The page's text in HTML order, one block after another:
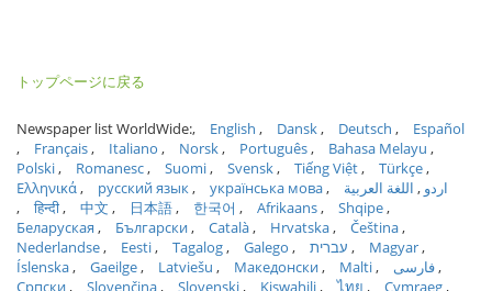
トップページに戻る
Newspaper list WorldWide: English Dansk Deutsch
Español
Français
Italiano Norsk Português
Bahasa Melayu
Polski
Romanesc Suomi Svensk Tiếng Việt
Türkçe
Ελληνικά
русский язык українська мова اردو
اللغة العربية
हिन्दी
中文 日本語 한국어 Afrikaans
Shqipe
Беларуская
Български Català Hrvatska
Čeština
Nederlandse
Eesti Tagalog Galego עברית
Magyar
Íslenska
Gaeilge Latviešu Македонски Malti
فارسی
Српски
Slovenčina Slovenski Kiswahili ไทย Cymraeg